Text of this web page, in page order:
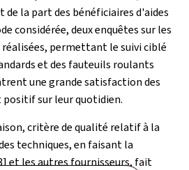
la part des bénéficiaires d'aides
considérée, deux enquêtes sur les
permettant le suivi ciblé
et des fauteuils roulants
une grande satisfaction des
sur leur quotidien.
critère de qualité relatif à la
techniques, en faisant la
et les autres fournisseurs, fait